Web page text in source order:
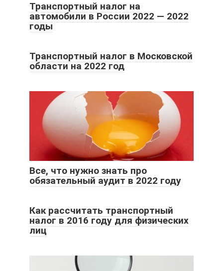
Транспортный налог на
автомобили в России 2022 — 2022
годы
Транспортный налог в Московской
области на 2022 год
Все, что нужно знать про
обязательный аудит в 2022 году
Как рассчитать транспортный
налог в 2016 году для физических
лиц